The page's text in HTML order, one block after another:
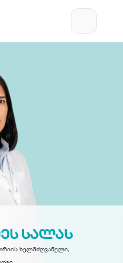
სალას
ხელმძღვანელი,